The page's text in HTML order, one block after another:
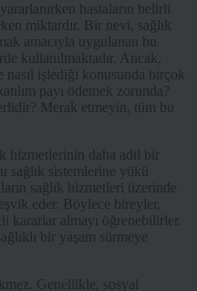
hastaların belirli
miktardır. Bir nevi, sağlık
amacıyla uygulanan bu
kullanılmaktadır. Ancak,
nasıl işlediği konusunda birçok
payı ödemek zorunda?
Merak etmeyin, tüm bu
hizmetlerinin daha adil bir
sağlık sistemlerine yükü
sağlık hizmetleri üzerinde
eder. Böylece bireyler,
kararlar almayı öğrenebilirler.
bir yaşam sürmeye
Genellikle, sosyal